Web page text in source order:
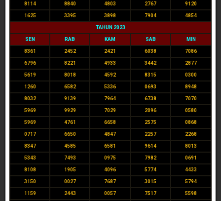
8114 8840 4803 2767 9120
1625 3395 3898 7904 4854
TAHUN 2023
SEN RAB KAM SAB MIN
8361 2452 2421 6038 7086
6796 8221 4933 3442 2877
5619 8018 4592 8315 0300
1260 6582 5336 0693 8948
8032 9139 7964 6738 7070
5969 9929 7029 2096 0580
5969 4761 6658 2575 0868
0717 6650 4847 2257 2268
8347 4585 6581 9614 8013
5343 7493 0975 7982 0691
8108 1905 4096 5774 4433
3150 0027 7687 3015 5794
1159 2443 0057 7517 5598